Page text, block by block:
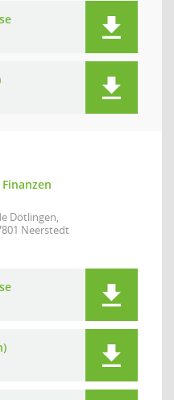
Dötlingen,
Neerstedt